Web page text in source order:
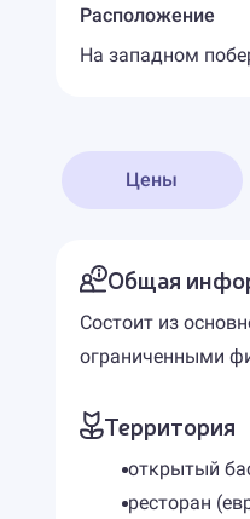
Расположение
На западном
Цены
Общая
Состоит из
ограниченными
Территория
открытый
ресторан